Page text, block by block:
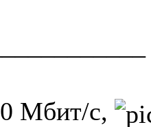
Мбит/с,